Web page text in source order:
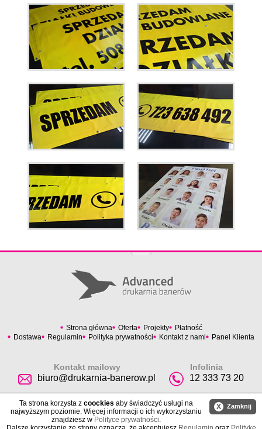
Strona główna Oferta Projekty
Płatność
Dostawa
Regulamin Polityka prywatności Kontakt z nami Panel Klienta
Kontakt mailowy
biuro@drukarnia-banerow.pl
Infolinia
12 333 73 20
X Zamknij
Ta strona korzysta z coockies aby świadczyć usługi na
najwyższym poziomie. Więcej informacji o ich wykorzystaniu
znajdziesz w Polityce prywatności.